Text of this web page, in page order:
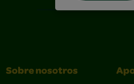
Sobre nosotros